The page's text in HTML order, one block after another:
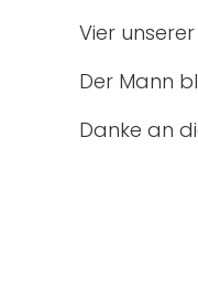
Vier
Der Mann
Danke an